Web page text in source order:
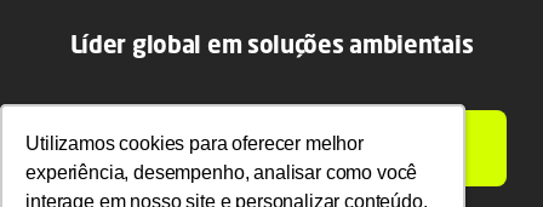
Utilizamos cookies para oferecer melhor
experiência, desempenho, analisar como você
interage em nosso site e personalizar conteúdo.
Utilizamos cookies para oferecer melhor
experiência, desempenho, analisar como você
interage em nosso site e personalizar conteúdo.
Líder global em soluções ambientais
LIGAMOS PARA VOCÊ